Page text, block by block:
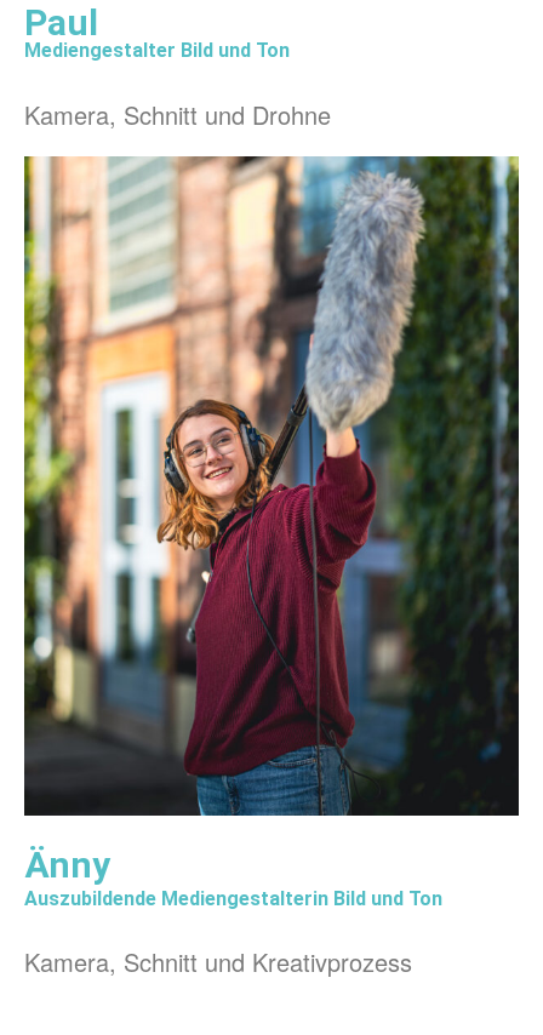
Paul
Mediengestalter Bild und Ton
Kamera, Schnitt und Drohne
Änny
Auszubildende Mediengestalterin Bild und Ton
Kamera, Schnitt und Kreativprozess